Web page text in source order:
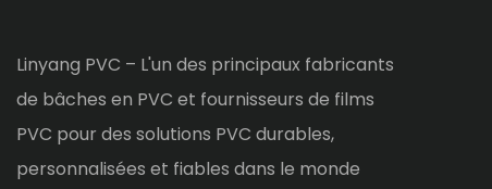
Linyang PVC – L'un des principaux fabricants
de bâches en PVC et fournisseurs de films
PVC pour des solutions PVC durables,
personnalisées et fiables dans le monde